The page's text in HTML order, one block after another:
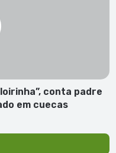
conta padre
em cuecas